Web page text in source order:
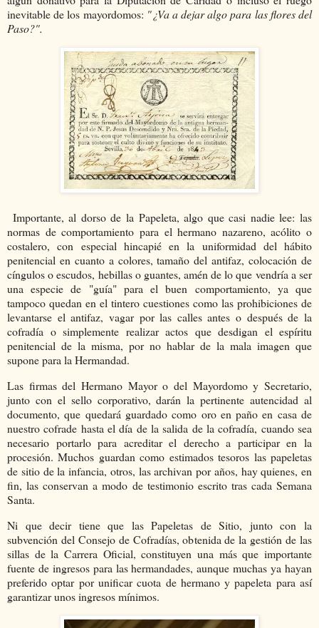
inevitable de los mayordomos: "¿Va a dejar algo para las flores del
Paso?".
Importante, al dorso de la Papeleta, algo que casi nadie lee: las
normas de comportamiento para el hermano nazareno, acólito o
costalero, con especial hincapié en la uniformidad del hábito
penitencial en cuanto a colores, tamaño del antifaz, colocación de
cíngulos o escudos, hebillas o guantes, amén de lo que vendría a ser
una especie de "guía" para el buen comportamiento, ya que
tampoco quedan en el tintero cuestiones como las prohibiciones de
levantarse el antifaz, vagar por las calles antes o después de la
cofradía o simplemente realizar actos que desdigan el espíritu
penitencial de la misma, por no hablar de la mala imagen que
supone para la Hermandad.
Las firmas del Hermano Mayor o del Mayordomo y Secretario,
junto con el sello corporativo, darán la pertinente autencidad al
documento, que quedará guardado como oro en paño en casa de
nuestro cofrade hasta el día de la salida de la cofradía, cuando sea
necesario portarlo para acreditar el derecho a participar en la
procesión. Muchos guardan como estimados tesoros las papeletas
de sitio de la infancia, otros, las archivan por años, hay quienes, en
fin, las conservan a modo de testimonio escrito tras cada Semana
Santa.
Ni que decir tiene que las Papeletas de Sitio, junto con la
subvención del Consejo de Cofradías, obtenida de la gestión de las
sillas de la Carrera Oficial, constituyen una más que importante
fuente de ingresos para las hermandades, aunque muchas ya hayan
preferido optar por unificar cuota de hermano y papeleta para así
garantizar unos ingresos mínimos.